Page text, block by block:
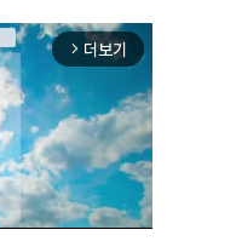
arrow_forward_ios 더보기